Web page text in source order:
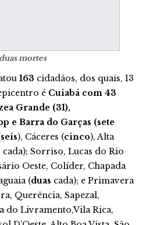
mortes
163 cidadãos, dos quais, 13
é Cuiabá com 43
Grande (31),
e Barra do Garças (sete
seis), Cáceres (cinco), Alta
cada); Sorriso, Lucas do Rio
Oeste, Colíder, Chapada
(duas cada); e Primavera
Querência, Sapezal,
do Livramento,Vila Rica,